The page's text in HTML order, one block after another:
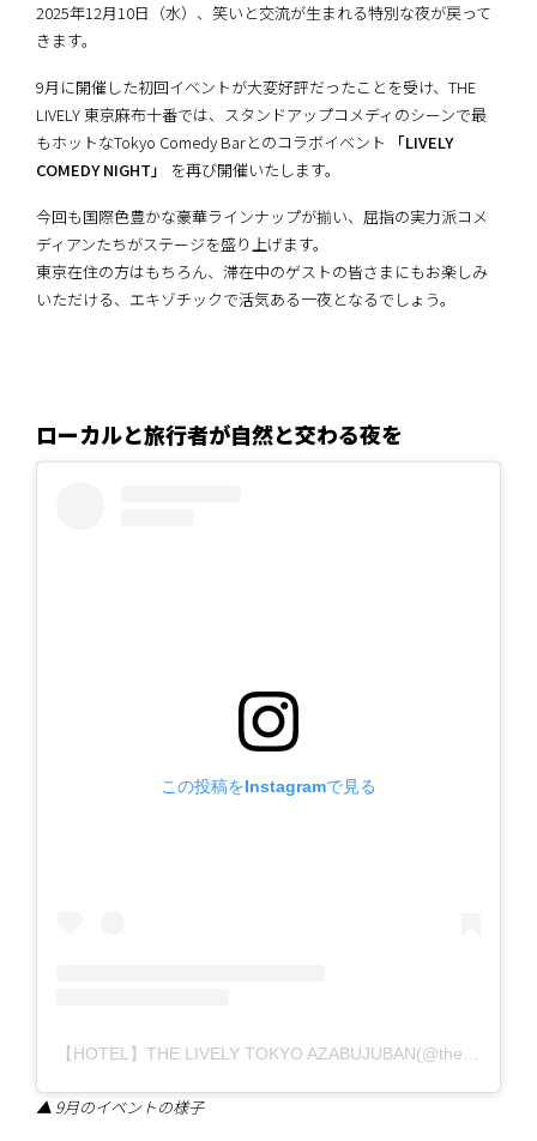
2025年12月10日（水）、笑いと交流が生まれる特別な夜が戻って
きます。
9月に開催した初回イベントが大変好評だったことを受け、THE
LIVELY 東京麻布十番では、スタンドアップコメディのシーンで最
もホットなTokyo Comedy Barとのコラボイベント
「LIVELY
COMEDY NIGHT」
を再び開催いたします。
今回も国際色豊かな豪華ラインナップが揃い、屈指の実力派コメ
ディアンたちがステージを盛り上げます。
東京在住の方はもちろん、滞在中のゲストの皆さまにもお楽しみ
いただける、エキゾチックで活気ある一夜となるでしょう。
ローカルと旅行者が自然と交わる夜を
この投稿をInstagramで見る
▲ 9月のイベントの様子